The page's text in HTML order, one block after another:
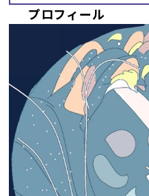
プロフィール